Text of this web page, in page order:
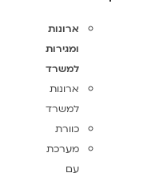
ארונות
ומגירות
למשרד
ארונות
למשרד
כוורת
מערכת
עם